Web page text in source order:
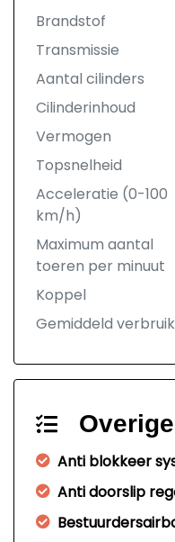
Brandstof
Transmissie
Aantal cilinders
Cilinderinhoud
Vermogen
Topsnelheid
Acceleratie (0-100
km/h)
Maximum aantal
toeren per minuut
Koppel
Gemiddeld verbruik
Overige
Anti blokkeer
Anti doorslip